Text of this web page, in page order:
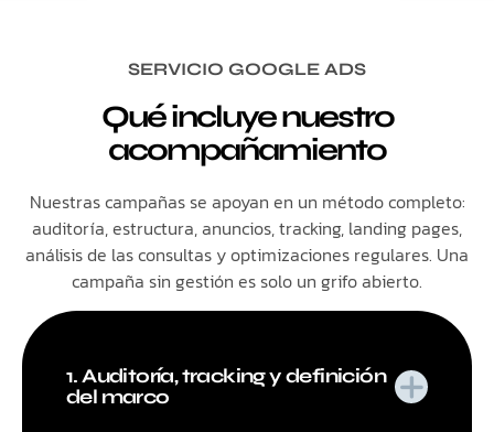
SERVICIO GOOGLE ADS
Qué incluye nuestro
acompañamiento
Nuestras campañas se apoyan en un método completo:
auditoría, estructura, anuncios, tracking, landing pages,
análisis de las consultas y optimizaciones regulares. Una
campaña sin gestión es solo un grifo abierto.
1. Auditoría, tracking y definición
del marco